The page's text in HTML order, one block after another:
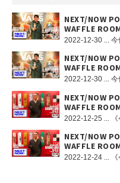
NEXT/NOW
WAFFLE
NEXT/NOW
WAFFLE
NEXT/NOW
WAFFLE
NEXT/NOW
WAFFLE